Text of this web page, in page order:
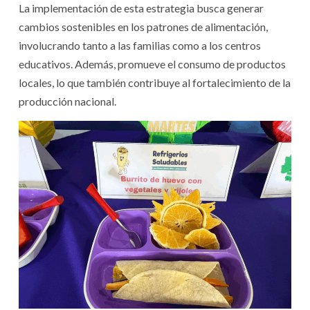
La implementación de esta estrategia busca generar
cambios sostenibles en los patrones de alimentación,
involucrando tanto a las familias como a los centros
educativos. Además, promueve el consumo de productos
locales, lo que también contribuye al fortalecimiento de la
producción nacional.